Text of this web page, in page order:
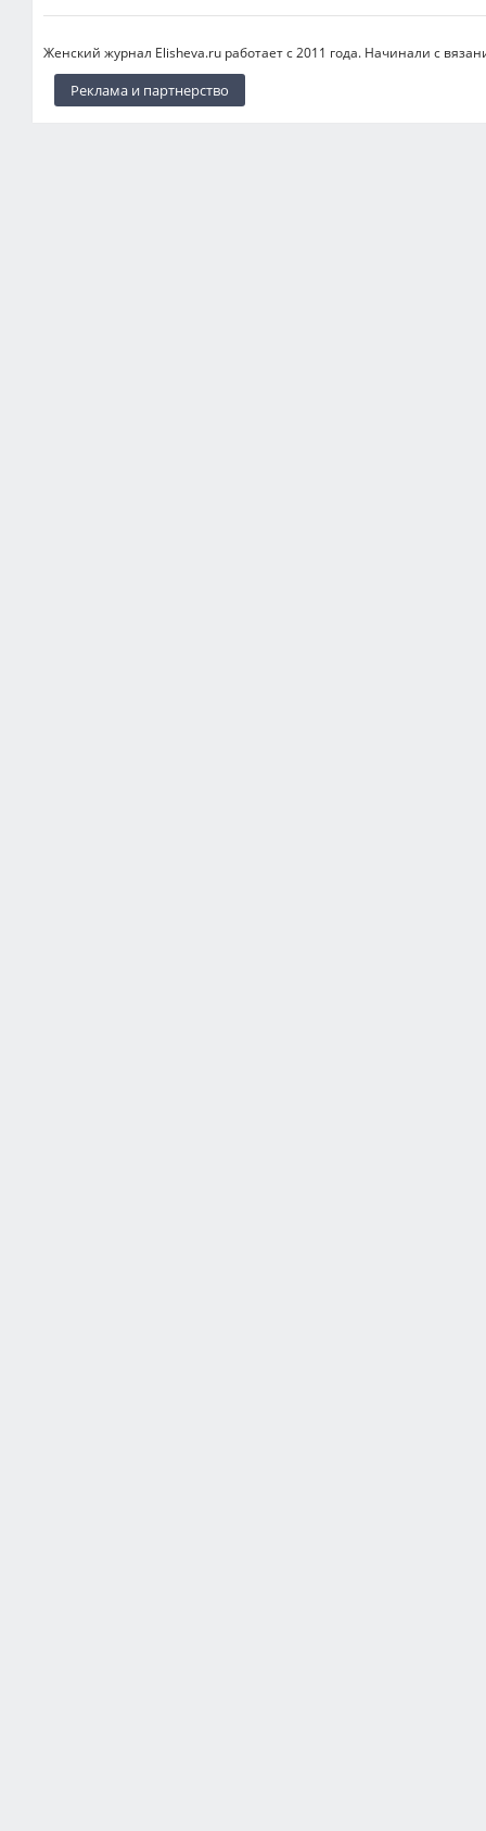
Женский журнал Elisheva.ru работает с 2011 года. Начинали с
Реклама и партнерство